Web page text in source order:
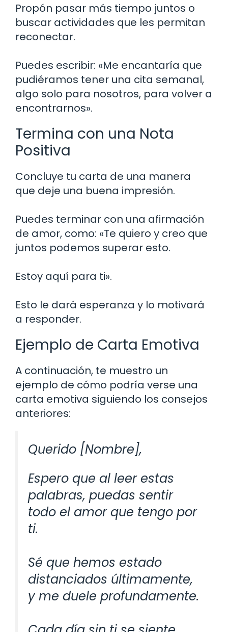
Propón pasar más tiempo juntos o
buscar actividades que les permitan
reconectar.
Puedes escribir: «Me encantaría que
pudiéramos tener una cita semanal,
algo solo para nosotros, para volver a
encontrarnos».
Termina con una Nota
Positiva
Concluye tu carta de una manera
que deje una buena impresión.
Puedes terminar con una afirmación
de amor, como: «Te quiero y creo que
juntos podemos superar esto.
Estoy aquí para ti».
Esto le dará esperanza y lo motivará
a responder.
Ejemplo de Carta Emotiva
A continuación, te muestro un
ejemplo de cómo podría verse una
carta emotiva siguiendo los consejos
anteriores:
Querido [Nombre],
Espero que al leer estas
palabras, puedas sentir
todo el amor que tengo por
ti.
Sé que hemos estado
distanciados últimamente,
y me duele profundamente.